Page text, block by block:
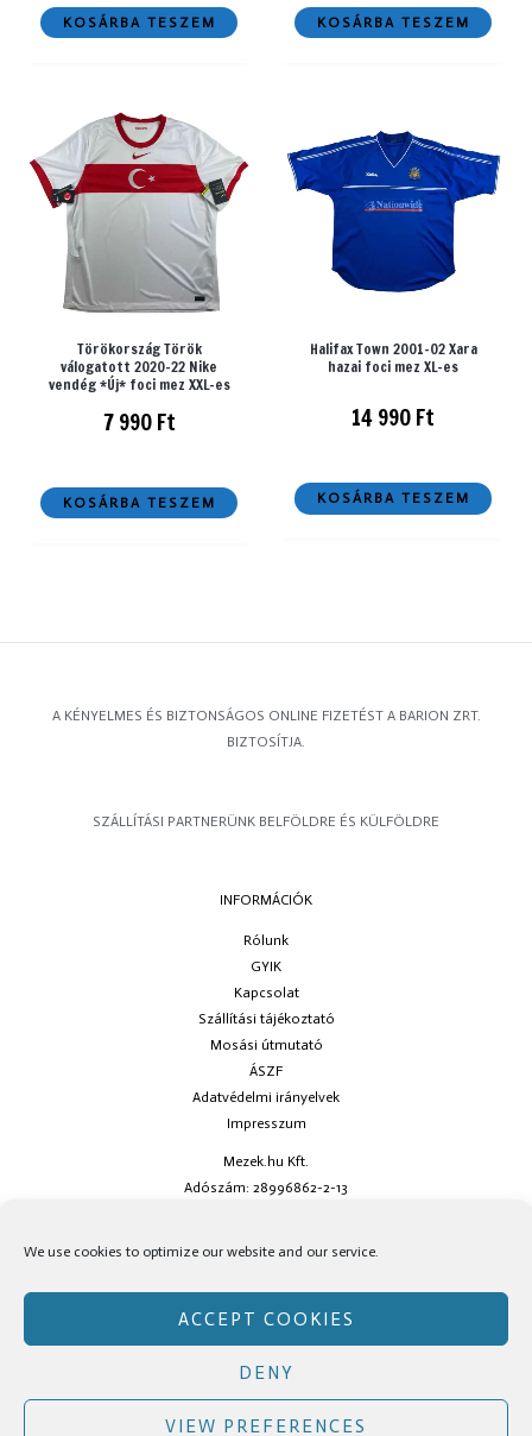
We use cookies to optimize our website and our service.
ACCEPT COOKIES
DENY
VIEW PREFERENCES
KOSÁRBA TESZEM KOSÁRBA TESZEM
Törökország Török
válogatott 2020-22 Nike
vendég *Új* foci mez XXL-es
7 990Ft
KOSÁRBA TESZEM
Halifax Town 2001-02 Xara
hazai foci mez XL-es
14 990Ft
KOSÁRBA TESZEM
A KÉNYELMES ÉS BIZTONSÁGOS ONLINE FIZETÉST A BARION ZRT.
BIZTOSÍTJA.
SZÁLLÍTÁSI PARTNERÜNK BELFÖLDRE ÉS KÜLFÖLDRE
INFORMÁCIÓK
Rólunk
GYIK
Kapcsolat
Szállítási tájékoztató
Mosási útmutató
ÁSZF
Adatvédelmi irányelvek
Impresszum
Mezek.hu Kft.
Adószám: 28996862-2-13
social oldalainkon!
Copyright © Mezek.hu 2026 Mezek.hu
Facebook Instagram